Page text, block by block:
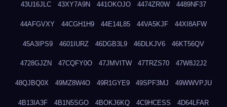
43U16JLC 43XY7A9N 441OKOJO 4474ZR0W 4489NF37
44AFGVXY 44CGH1H9 44E14L85 44VA5KJF 44XI8AFW
45A3IPS9 4601IURZ 46DGB3L9 46DLKJV6 46KT56QV
4728GJZN 47CQFY0O 47JMVITW 47TRZS70 47W8J2J2
48QJBQ0X 49MZ8W4O 49R1GYE9 49SPF3MJ 49WWVPJU
4B13IA3F 4B1N5SGO 4BOKJ6KQ 4C9HCESS 4D64LFAR